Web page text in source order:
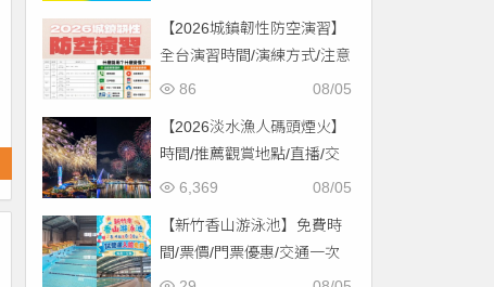
【2026城鎮韌性防空演習】
全台演習時間/演練方式/注意
事項一次看！
08/05
86
【2026淡水漁人碼頭煙火】
時間/推薦觀賞地點/直播/交
通資訊一次看！
08/05
6,369
【新竹香山游泳池】免費時
間/票價/門票優惠/交通一次
看！